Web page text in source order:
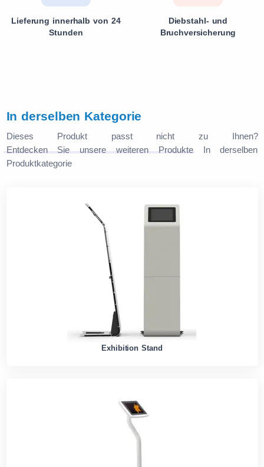
Lieferung innerhalb von 24
Stunden
Diebstahl- und
Bruchversicherung
In derselben Kategorie
Dieses Produkt passt nicht zu Ihnen?
Entdecken Sie unsere weiteren ProdukteIn derselben
Produktkategorie
Exhibition Stand